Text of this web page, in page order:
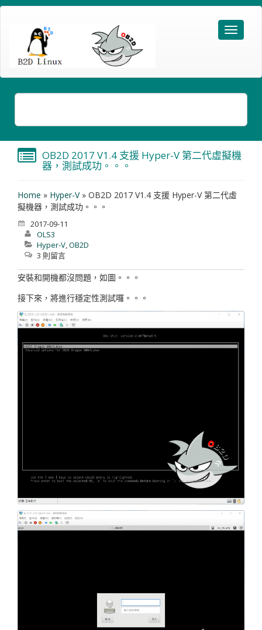
OB2D 2017 V1.4 支援 Hyper-V 第二代虛擬機
器，測試成功。。。
Home » Hyper-V» OB2D 2017 V1.4 支援 Hyper-V 第二代虛
擬機器，測試成功。。。
2017-09-11
OLS3
Hyper-V,OB2D
3 則留言
安裝和開機都沒問題，如圖。。。
接下來，將進行穩定性測試囉。。。